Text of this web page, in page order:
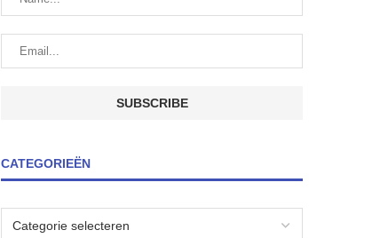
CATEGORIEËN